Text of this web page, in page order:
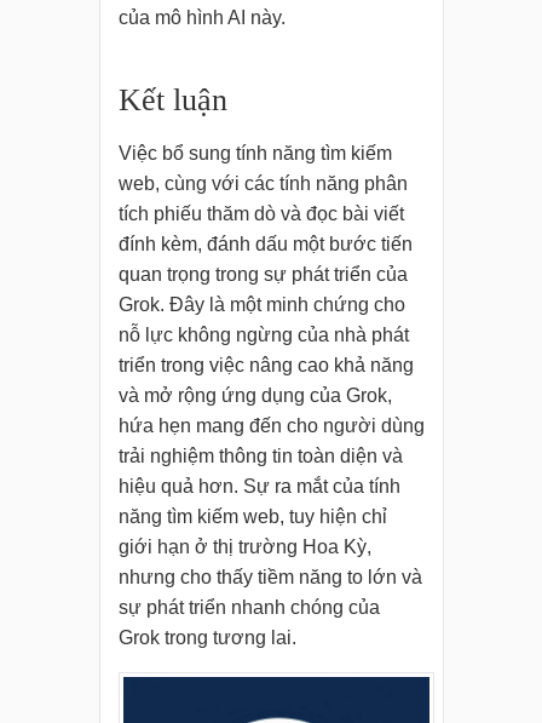
của mô hình AI này.
Kết luận
Việc bổ sung tính năng tìm kiếm
web, cùng với các tính năng phân
tích phiếu thăm dò và đọc bài viết
đính kèm, đánh dấu một bước tiến
quan trọng trong sự phát triển của
Grok. Đây là một minh chứng cho
nỗ lực không ngừng của nhà phát
triển trong việc nâng cao khả năng
và mở rộng ứng dụng của Grok,
hứa hẹn mang đến cho người dùng
trải nghiệm thông tin toàn diện và
hiệu quả hơn. Sự ra mắt của tính
năng tìm kiếm web, tuy hiện chỉ
giới hạn ở thị trường Hoa Kỳ,
nhưng cho thấy tiềm năng to lớn và
sự phát triển nhanh chóng của
Grok trong tương lai.